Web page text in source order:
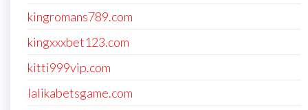
kingromans789.com
kingxxxbet123.com
kitti999vip.com
lalikabetsgame.com